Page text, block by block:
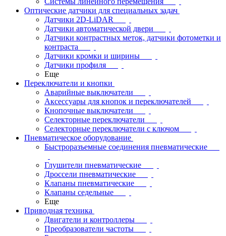
Оптические датчики для специальных задач
Датчики 2D-LiDAR
Датчики автоматической двери
Датчики контрастных меток, датчики фотометки и
контраста
Датчики кромки и ширины
Датчики профиля
Еще
Переключатели и кнопки
Аварийные выключатели
Аксессуары для кнопок и переключателей
Кнопочные выключатели
Селекторные переключатели
Селекторные переключатели с ключом
Пневматическое оборудование
Быстроразъемные соединения пневматические
Глушители пневматические
Дроссели пневматические
Клапаны пневматические
Клапаны седельные
Еще
Приводная техника
Двигатели и контроллеры
Преобразователи частоты